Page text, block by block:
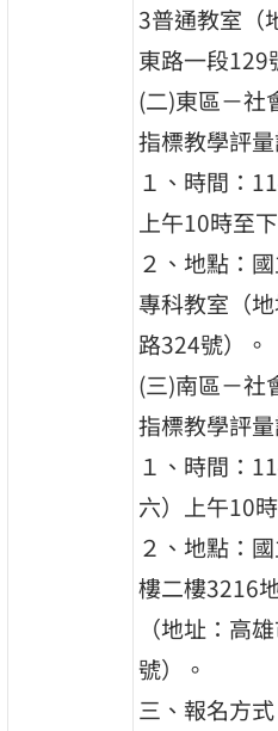
3普通教室（
東路一段129
(二)東區－社
指標教學評
１、時間：
上午10時至
２、地點：
專科教室（
路324號）。
(三)南區－社
指標教學評
１、時間：
六）上午10
２、地點：
樓二樓3216
（地址：高
號）。
三、報名方